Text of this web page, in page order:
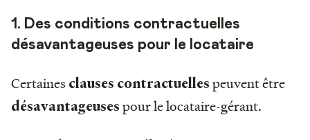
1. Des conditions contractuelles
désavantageuses pour le locataire
Certaines clauses contractuelles peuvent être
désavantageuses pour le locataire-gérant.